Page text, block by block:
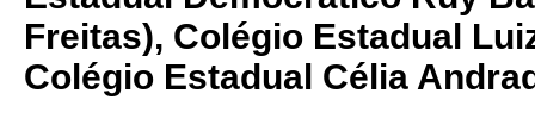
Freitas), Colégio Estadual
Colégio Estadual Célia